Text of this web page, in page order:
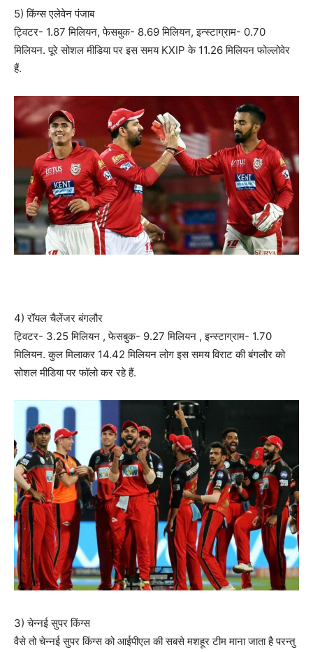
5) किंग्स एलेवेन पंजाब
ट्विटर- 1.87 मिलियन, फेसबुक- 8.69 मिलियन, इन्स्टाग्राम- 0.70
मिलियन. पूरे सोशल मीडिया पर इस समय KXIP के 11.26 मिलियन फोल्लोवेर
हैं.
4) रॉयल चैलेंजर बंगलौर
ट्विटर- 3.25 मिलियन , फेसबुक- 9.27 मिलियन , इन्स्टाग्राम- 1.70
मिलियन. कुल मिलाकर 14.42 मिलियन लोग इस समय विराट की बंगलौर को
सोशल मीडिया पर फॉलो कर रहे हैं.
3) चेन्नई सुपर किंग्स
वैसे तो चेन्नई सुपर किंग्स को आईपीएल की सबसे मशहूर टीम माना जाता है परन्तु